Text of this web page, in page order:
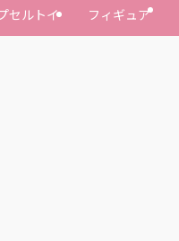
セルトイ フィギュア